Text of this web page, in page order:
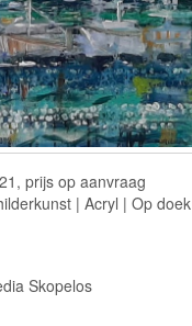
prijs op aanvraag
| Acryl | Op doek
Skopelos